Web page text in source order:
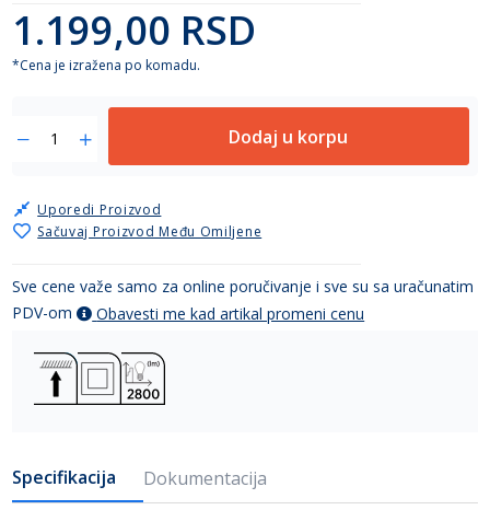
gallery
1.199,00 RSD
*Cena je izražena po komadu.
Dodaj u korpu
Sačuvaj Proizvod Među Omiljene
Uporedi Proizvod
Sve cene važe samo za online poručivanje i sve su sa uračunatim
PDV-om
Obavesti me kad artikal promeni cenu
Specifikacija Dokumentacija